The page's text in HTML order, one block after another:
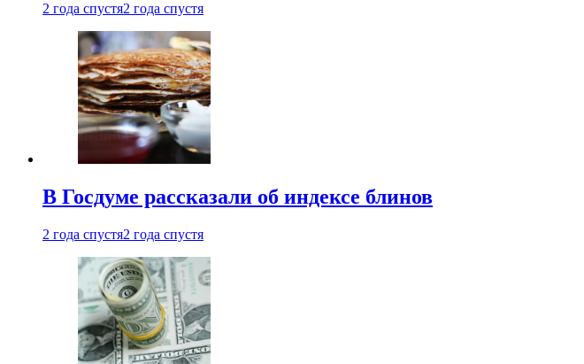
2 года спустя2 года спустя
В Госдуме рассказали об индексе блинов
2 года спустя2 года спустя